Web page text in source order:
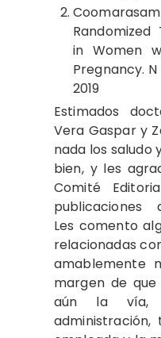
in Women
Pregnancy.
2019
Estimados
Vera Gaspar y
nada los saludo
bien, y les
Comité
Les comento
relacionadas
amablemente
margen de
aún la vía,